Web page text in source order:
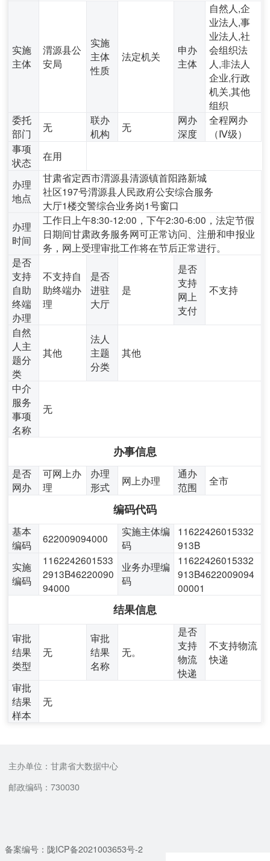
实施
主体
渭源县公
安局
实施
主体
性质
法定机关
申办
主体
自然人,企
业法人,事
业法人,社
会组织法
人,非法人
企业,行政
机关,其他
组织
委托
部门
无
联办
机构
无
网办
深度
全程网办
（Ⅳ级）
事项
状态
在用
办理
地点
甘肃省定西市渭源县清源镇首阳路新城
社区197号渭源县人民政府公安综合服务
大厅1楼交警综合业务岗1号窗口
办理
时间
工作日上午8:30-12:00，下午2:30-6:00，法定节假
日期间甘肃政务服务网可正常访问、注册和申报业
务，网上受理审批工作将在节后正常进行。
是否
支持
自助
终端
办理
不支持自
助终端办
理
是否
进驻
大厅
是
是否
支持
网上
支付
不支持
自然
人主
题分
类
其他
法人
主题
分类
其他
中介
服务
事项
名称
无
办事信息
是否
网办
可网上办
理
办理
形式
网上办理
通办
范围
全市
编码代码
基本
编码
622009094000
实施主体编
码
11622426015332
913B
实施
编码
1162242601533
2913B46220090
94000
业务办理编
码
11622426015332
913B4622009094
00001
结果信息
审批
结果
类型
无
审批
结果
名称
无。
是否
支持
物流
快递
不支持物流
快递
审批
结果
样本
无
主办单位：甘肃省大数据中心
邮政编码：730030
备案编号：陇ICP备2021003653号-2